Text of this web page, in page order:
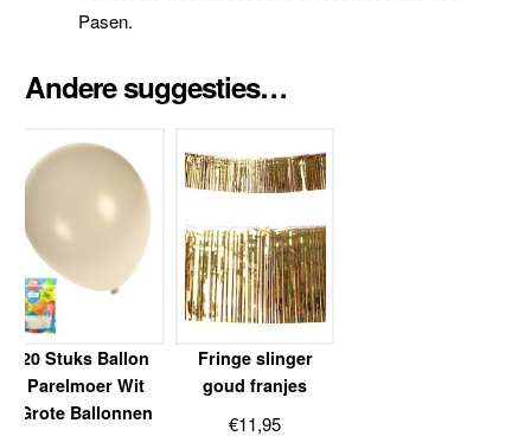
Pasen.
Andere suggesties…
20 Stuks Ballon
Parelmoer Wit
Grote Ballonnen
Fringe slinger
goud franjes
€11,95